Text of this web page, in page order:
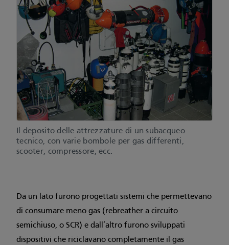
Il deposito delle attrezzature di un subacqueo
tecnico, con varie bombole per gas differenti,
scooter, compressore, ecc.
Da un lato furono progettati sistemi che permettevano
di consumare meno gas (rebreather a circuito
semichiuso, o SCR) e dall’altro furono sviluppati
dispositivi che riciclavano completamente il gas